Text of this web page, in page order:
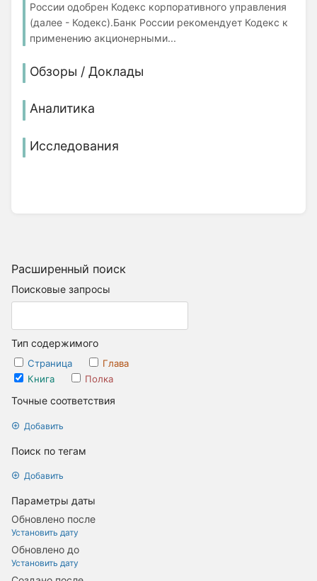
Расширенный поиск
Поисковые запросы
Тип содержимого
Страница
Глава
Книга
Полка
Точные соответствия
Добавить
Поиск по тегам
Добавить
Параметры даты
Обновлено после
Установить дату
Обновлено до
Установить дату
России одобрен Кодекс корпоративного управления
(далее - Кодекс).Банк России рекомендует Кодекс к
применению акционерными...
Обзоры / Доклады
Аналитика
Исследования